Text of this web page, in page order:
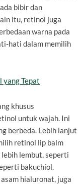
bibir dan
itu, retinol juga
warna pada
hati dalam memilih
yang Tepat
khusus
untuk wajah. Ini
berbeda. Lebih lanjut
retinol lip balm
lembut, seperti
bakuchiol.
hialuronat, juga